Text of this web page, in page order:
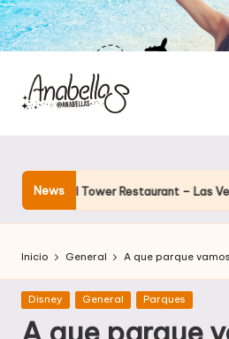
News
Tower Restaurant – Las Vegas
Inicio General A que parque
Publicada
Disney General Parques